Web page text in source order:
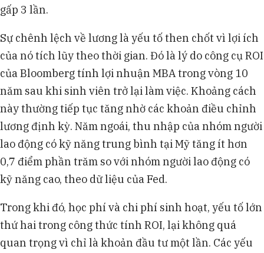
gấp 3 lần.
Sự chênh lệch về lương là yếu tố then chốt vì lợi ích
của nó tích lũy theo thời gian. Đó là lý do công cụ ROI
của Bloomberg tính lợi nhuận MBA trong vòng 10
năm sau khi sinh viên trở lại làm việc. Khoảng cách
này thường tiếp tục tăng nhờ các khoản điều chỉnh
lương định kỳ. Năm ngoái, thu nhập của nhóm người
lao động có kỹ năng trung bình tại Mỹ tăng ít hơn
0,7 điểm phần trăm so với nhóm người lao động có
kỹ năng cao, theo dữ liệu của Fed.
Trong khi đó, học phí và chi phí sinh hoạt, yếu tố lớn
thứ hai trong công thức tính ROI, lại không quá
quan trọng vì chỉ là khoản đầu tư một lần. Các yếu